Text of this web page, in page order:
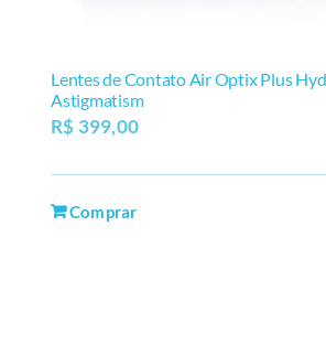
Lentes de Contato Air Optix Plus
Astigmatism
R$ 399,00
Comprar